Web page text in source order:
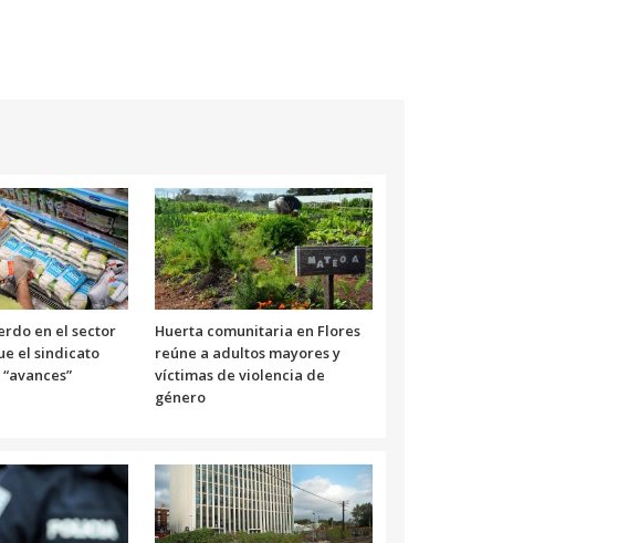
el
volumen.
en el sector
el sindicato
Huerta comunitaria en Flores
reúne a adultos mayores y
víctimas de violencia de
género